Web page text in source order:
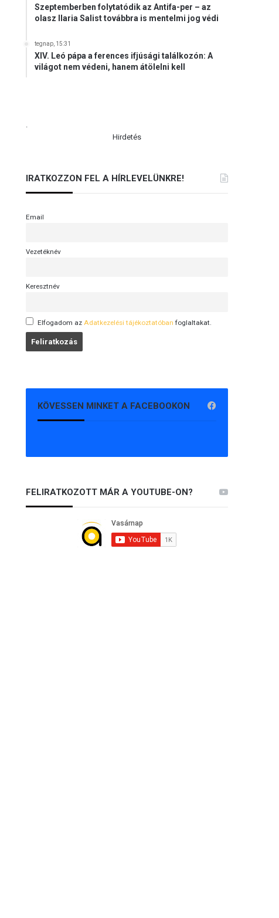
Szeptemberben folytatódik az Antifa-per – az
olasz Ilaria Salist továbbra is mentelmi jog védi
tegnap, 15:31
XIV. Leó pápa a ferences ifjúsági találkozón: A
világot nem védeni, hanem átölelni kell
.
Hirdetés
IRATKOZZON FEL A HÍRLEVELÜNKRE!
Email
Vezetéknév
Keresztnév
Elfogadom az Adatkezelési tájékoztatóban foglaltakat.
KÖVESSEN MINKET A FACEBOOKON
FELIRATKOZOTT MÁR A YOUTUBE-ON?